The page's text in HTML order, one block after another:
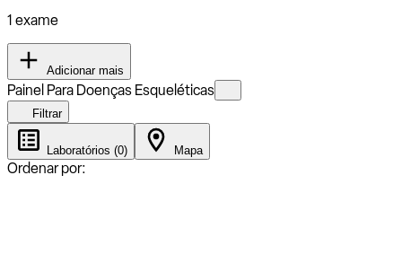
1 exame
Adicionar mais
Painel Para Doenças Esqueléticas
Filtrar
Laboratórios (0) Mapa
Ordenar por: